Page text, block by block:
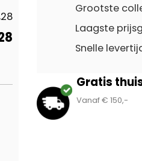
Grootste
Laagste
Snelle
Gratis
Vanaf € 150,-